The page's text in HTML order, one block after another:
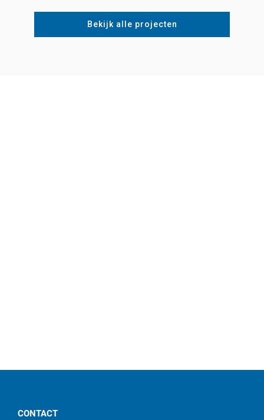
Bekijk alle projecten
CONTACT